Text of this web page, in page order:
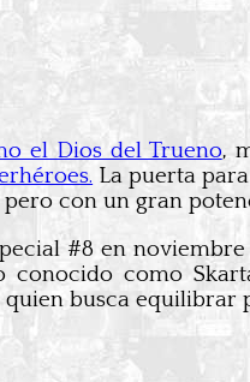
el Dios del Trueno,
La puerta
con un gran
#8 en
como
busca equilibrar